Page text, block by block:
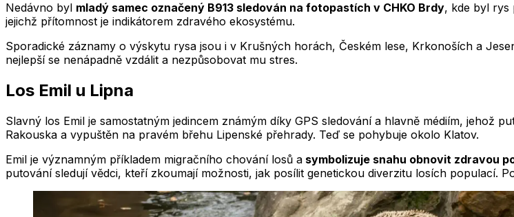
Nedávno byl mladý samec označený B913 sledován na fotopastích v CHKO Brdy, kde byl rys
jejichž přítomnost je indikátorem zdravého ekosystému.
Sporadické záznamy o výskytu rysa jsou i v Krušných horách, Českém lese, Krkonoších a
nejlepší se nenápadně vzdálit a nezpůsobovat mu stres.
Los Emil u Lipna
Slavný los Emil je samostatným jedincem známým díky GPS sledování a hlavně médiím, jehož
Rakouska a vypuštěn na pravém břehu Lipenské přehrady. Teď se pohybuje okolo Klatov.
Emil je významným příkladem migračního chování losů a symbolizuje snahu obnovit zdravou
putování sledují vědci, kteří zkoumají možnosti, jak posílit genetickou diverzitu losích populací.